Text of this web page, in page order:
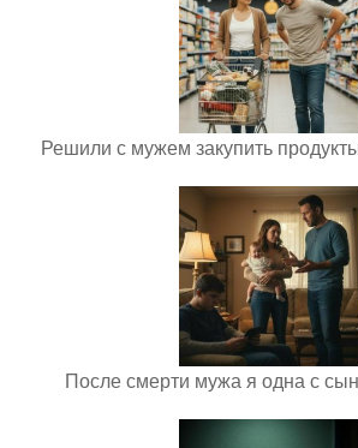
Решили с мужем закупить
После смерти мужа я одна с